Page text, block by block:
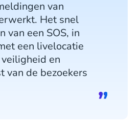
van
Het snel
van een SOS, in
een livelocatie
en
van de bezoekers